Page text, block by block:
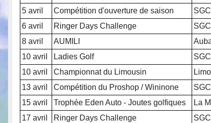
5 avril
Compétition d'ouverture de saison
6 avril
Ringer Days Challenge
8 avril
AUMILI
10 avril
Ladies Golf
10 avril
Championnat du Limousin
13 avril
Compétition du Proshop / Wininone
15 avril
Trophée Eden Auto - Joutes golfiques
La
17 avril
Ringer Days Challenge